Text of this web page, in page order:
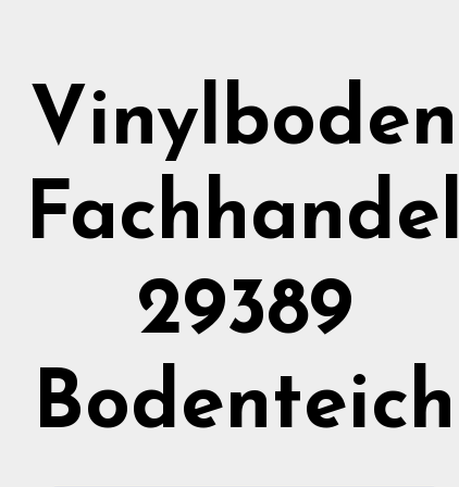
Vinylboden
Fachhandel
29389
Bodenteich